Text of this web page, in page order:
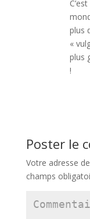
plus
«
plus
!
Poster le
Votre adresse
champs